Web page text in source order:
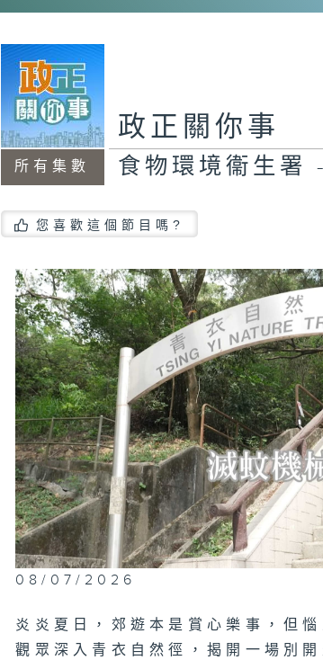
所有集數
政正關你事
食物環境衞生署
您喜歡這個節目嗎?
08/07/2026
炎炎夏日，郊遊本是賞心樂事，但
觀眾深入青衣自然徑，揭開一場別